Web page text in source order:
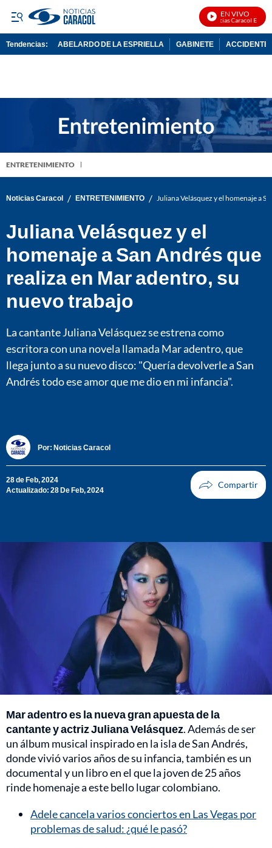
EN VIVO
Noticias Caracol En Vivo
Tendencias: ABELARDO DE LA ESPRIELLA GABINETE ACCIDENTE
ENTRETENIMIENTO
Noticias Caracol / ENTRETENIMIENTO / Juliana Velásquez y el homenaje a
Juliana Velásquez y el
homenaje a San Andrés que
realiza en Mar adentro, su
nuevo trabajo
La cantante Juliana Velásquez se estrena como
escritora con una novela llamada Mar adentro, que
llega junto a su nuevo disco: "Quería devolverle a San
Andrés todo ese amor que me dio en mi infancia".
Por: Noticias Caracol
28 de Feb, 2024
Actualizado: 28 De Feb, 2024
Mar adentro es la nueva gran apuesta de la
cantante y actriz Juliana Velásquez. Además de ser
un álbum musical inspirado en la isla de San Andrés,
donde vivió varios años de su infancia, también es un
documental y un libro en el que la joven de 25 años
rinde homenaje a este bello lugar colombiano.
Adele cancela varios conciertos en Las Vegas por
problemas de salud: ¿qué le pasó?